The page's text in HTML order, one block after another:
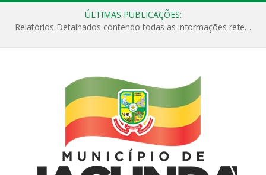
ÚLTIMAS PUBLICAÇÕES:
Relatórios Detalhados contendo todas as informações referentes a execução de recursos destinados ao fomento de projetos culturais no Município de Jacundá entre os anos de 2022 ao presente ano de 2026.